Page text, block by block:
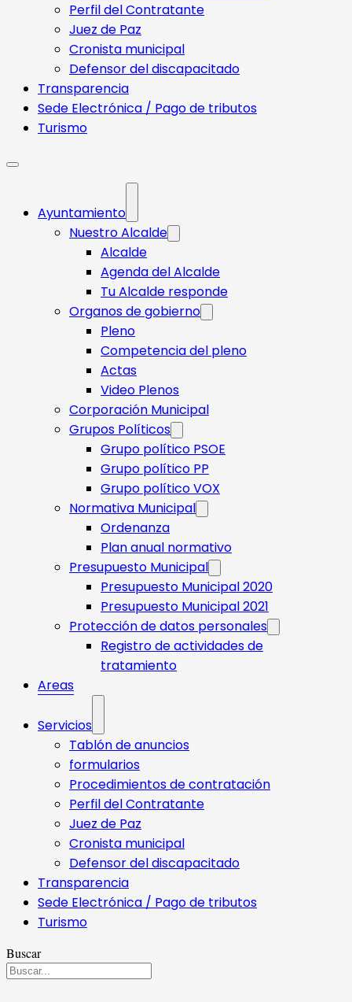
Perfil del Contratante
Juez de Paz
Cronista municipal
Defensor del discapacitado
Transparencia
Sede Electrónica / Pago de tributos
Turismo
Ayuntamiento
Nuestro Alcalde
Alcalde
Agenda del Alcalde
Tu Alcalde responde​
Organos de gobierno
Pleno
Competencia del pleno
Actas
Video Plenos
Corporación Municipal
Grupos Políticos
Grupo político PSOE
Grupo político PP
Grupo político VOX
Normativa Municipal
Ordenanza
Plan anual normativo
Presupuesto Municipal
Presupuesto Municipal 2020
Presupuesto Municipal 2021
Protección de datos personales
Registro de actividades de
tratamiento
Areas
Servicios
Tablón de anuncios
formularios
Procedimientos de contratación
Perfil del Contratante
Juez de Paz
Cronista municipal
Defensor del discapacitado
Transparencia
Sede Electrónica / Pago de tributos
Turismo
Buscar